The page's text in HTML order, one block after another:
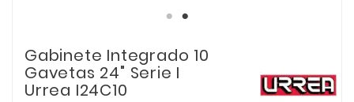
Gabinete Integrado 10
Gavetas 24" Serie I
Urrea I24C10